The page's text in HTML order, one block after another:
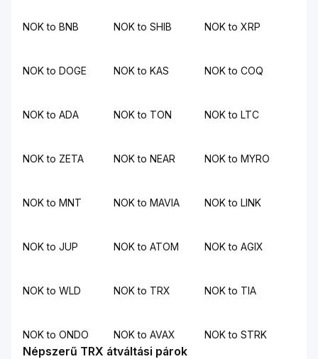
NOK to BNB NOK to SHIB NOK to XRP
NOK to DOGE NOK to KAS NOK to COQ
NOK to ADA NOK to TON NOK to LTC
NOK to ZETA NOK to NEAR NOK to MYRO
NOK to MNT NOK to MAVIA NOK to LINK
NOK to JUP NOK to ATOM NOK to AGIX
NOK to WLD NOK to TRX NOK to TIA
NOK to ONDO NOK to AVAX NOK to STRK
Népszerű TRX átváltási párok